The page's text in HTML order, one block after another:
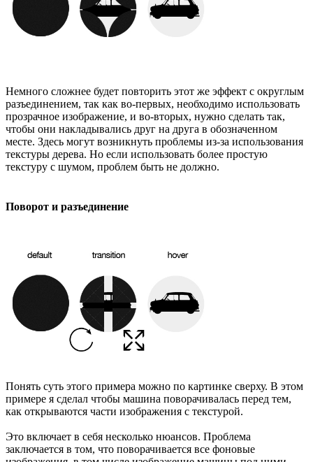
Немного сложнее будет повторить этот же эффект с округлым
разъединением, так как во-первых, необходимо использовать
прозрачное изображение, и во-вторых, нужно сделать так,
чтобы они накладывались друг на друга в обозначенном
месте. Здесь могут возникнуть проблемы из-за использования
текстуры дерева. Но если использовать более простую
текстуру с шумом, проблем быть не должно.
Поворот и разъединение
Понять суть этого примера можно по картинке сверху. В этом
примере я сделал чтобы машина поворачивалась перед тем,
как открываются части изображения с текстурой.
Это включает в себя несколько нюансов. Проблема
заключается в том, что поворачивается все фоновые